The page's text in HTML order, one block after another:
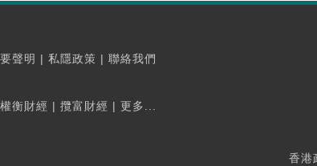
聲明 | 私隱政策 | 聯絡我們
權衡財經 | 攬富財經 | 更多...
香港